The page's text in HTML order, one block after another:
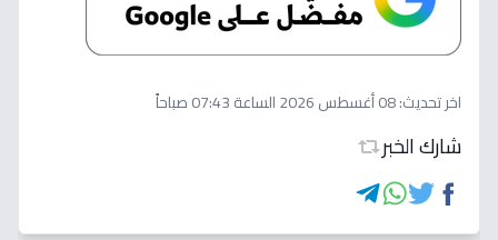
اخر تحديث:08 أغسطس 2026 الساعة 07:43 صباحاً
شارك الخبر